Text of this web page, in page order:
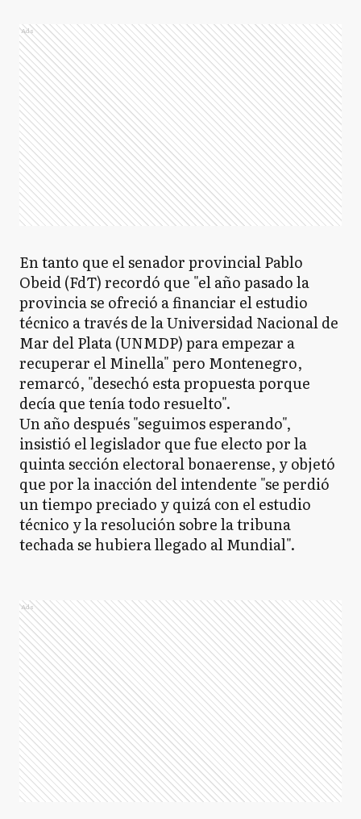
Ads
En tanto que el senador provincial Pablo
Obeid (FdT) recordó que "el año pasado la
provincia se ofreció a financiar el estudio
técnico a través de la Universidad Nacional de
Mar del Plata (UNMDP) para empezar a
recuperar el Minella" pero Montenegro,
remarcó, "desechó esta propuesta porque
decía que tenía todo resuelto".
Un año después "seguimos esperando",
insistió el legislador que fue electo por la
quinta sección electoral bonaerense, y objetó
que por la inacción del intendente "se perdió
un tiempo preciado y quizá con el estudio
técnico y la resolución sobre la tribuna
techada se hubiera llegado al Mundial".
Ads